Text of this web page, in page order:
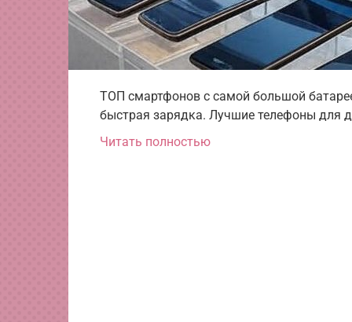
ТОП смартфонов с самой большой
быстрая зарядка. Лучшие телефоны для
Читать полностью